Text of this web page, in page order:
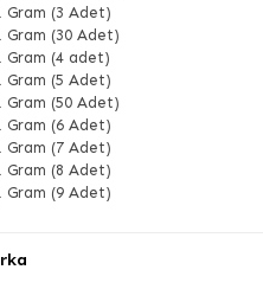
Gram (3 Adet)
Gram (30 Adet)
Gram (4 adet)
Gram (5 Adet)
Gram (50 Adet)
Gram (6 Adet)
Gram (7 Adet)
Gram (8 Adet)
Gram (9 Adet)